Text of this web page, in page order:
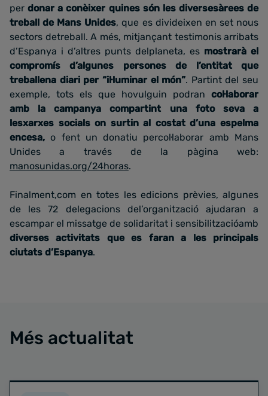
perdonar a conèixer quines són les diversesàrees de
treball de Mans Unides, que es divideixen en set nous
sectors detreball. A més, mitjançant testimonis arribats
d’Espanya i d’altres punts delplaneta, es mostrarà el
compromís d’algunes persones de l’entitat que
treballena diari per “il·luminar el món”. Partint del seu
exemple, tots els que hovulguin podran col·laborar
amb la campanya compartint una foto seva a
lesxarxes socials on surtin al costat d’una espelma
encesa, o fent un donatiu percol·laborar amb Mans
Unides a través de la pàgina web:
manosunidas.org/24horas.
Finalment,com en totes les edicions prèvies, algunes
de les 72 delegacions del’organització ajudaran a
escampar el missatge de solidaritat i sensibilitzacióamb
diverses activitats que es faran a les principals
ciutats d’Espanya.
Més actualitat